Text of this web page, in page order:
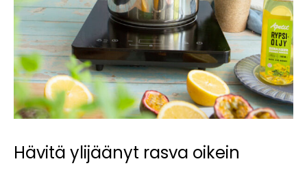
Hävitä ylijäänyt rasva oikein